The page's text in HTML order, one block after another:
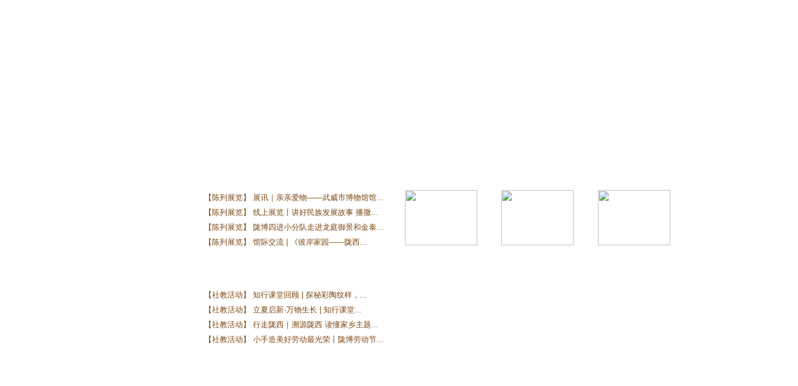
【陈列展览】 展讯｜亲亲爱物——武威市博物馆馆...
【陈列展览】 线上展览丨讲好民族发展故事 播撒...
【陈列展览】 陇博四进小分队走进龙庭御景和金泰...
【陈列展览】 馆际交流 | 《彼岸家园——陇西...
【社教活动】 知行课堂回顾 | 探秘彩陶纹样，...
【社教活动】 立夏启新·万物生长 | 知行课堂...
【社教活动】 行走陇西｜溯源陇西 读懂家乡主题...
【社教活动】 小手造美好劳动最光荣丨陇博劳动节...